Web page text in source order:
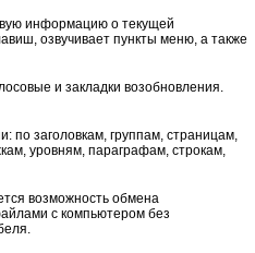
информацию о текущей
озвучивает пункты меню, а также
и закладки возобновления.
по заголовкам, группам, страницам,
уровням, параграфам, строкам,
возможность обмена
с компьютером без